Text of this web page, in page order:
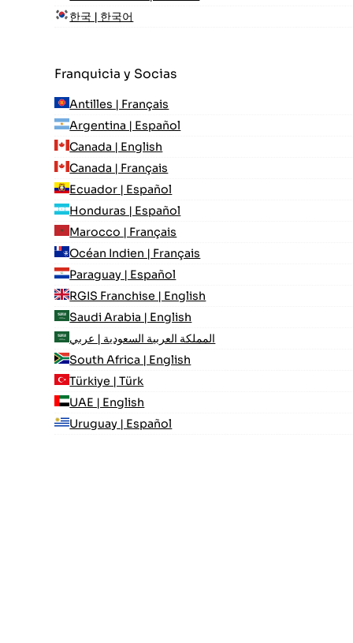
한국 | 한국어
Franquicia y Socias
Antilles | Français
Argentina | Español
Canada | English
Canada | Français
Ecuador | Español
Honduras | Español
Marocco | Français
Océan Indien | Français
Paraguay | Español
RGIS Franchise | English
Saudi Arabia | English
المملكة العربية السعودية | عربي
South Africa | English
Türkiye | Türk
UAE | English
Uruguay | Español